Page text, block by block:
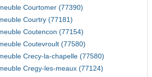
Courtomer (77390)
Courtry (77181)
Coutencon (77154)
Coutevroult (77580)
Crecy-la-chapelle (77580)
Cregy-les-meaux (77124)